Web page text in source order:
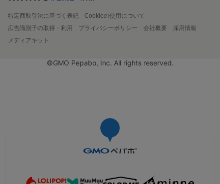
特定商取引法に基づく表記
Cookieの使用について
広告識別子の取得・利用
プライバシーポリシー 会社概要
採用情報
メディアキット
©GMO Pepabo, Inc. All rights reserved.